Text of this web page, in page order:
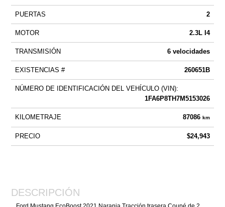
PUERTAS 2
MOTOR 2.3L I4
TRANSMISIÓN 6 velocidades
EXISTENCIAS # 260651B
NÚMERO DE IDENTIFICACIÓN DEL VEHÍCULO (VIN):
1FA6P8TH7M5153026
KILOMETRAJE 87086 km
PRECIO $24,943
DESCRIPCIÓN